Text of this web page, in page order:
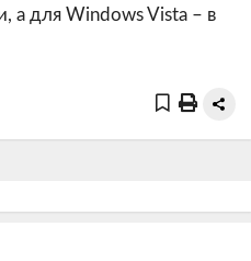
а для Windows Vista – в